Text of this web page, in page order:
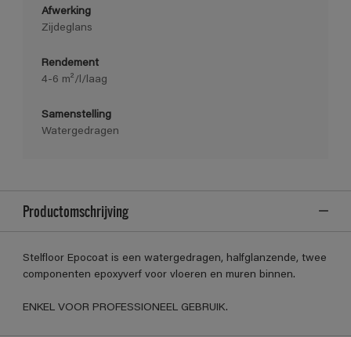
Afwerking
Zijdeglans
Rendement
4-6 m²/l/laag
Samenstelling
Watergedragen
Productomschrijving
Stelfloor Epocoat is een watergedragen, halfglanzende, twee
componenten epoxyverf voor vloeren en muren binnen.
ENKEL VOOR PROFESSIONEEL GEBRUIK.